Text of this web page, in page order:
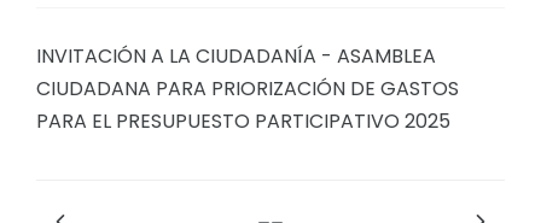
INVITACIÓN A LA CIUDADANÍA - ASAMBLEA
CIUDADANA PARA PRIORIZACIÓN DE GASTOS
PARA EL PRESUPUESTO PARTICIPATIVO 2025